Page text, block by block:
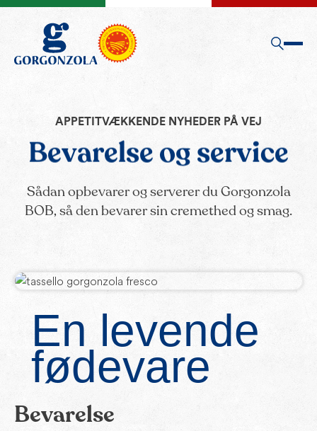
APPETITVÆKKENDE NYHEDER PÅ VEJ
Bevarelse og service
Sådan opbevarer og serverer du Gorgonzola
BOB, så den bevarer sin cremethed og smag.
En levende
fødevare
Bevarelse